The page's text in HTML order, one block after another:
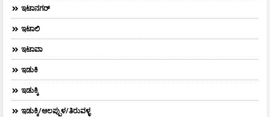
ಇಟಾನಗರ್‌
ಇಟಾಲಿ
ಇಟಾವಾ
ಇಡುಕಿ
ಇಡುಕ್ಕಿ
ಇಡುಕ್ಕಿ/ಆಲಪ್ಪುಳ/ತಿರುವಳ್ಳ